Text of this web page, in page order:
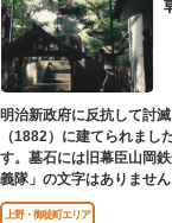
明治新政府に反抗して討
（1882）に建てられまし
す。墓石には旧幕臣山岡
義隊」の文字はありませ
上野・御徒町エリア